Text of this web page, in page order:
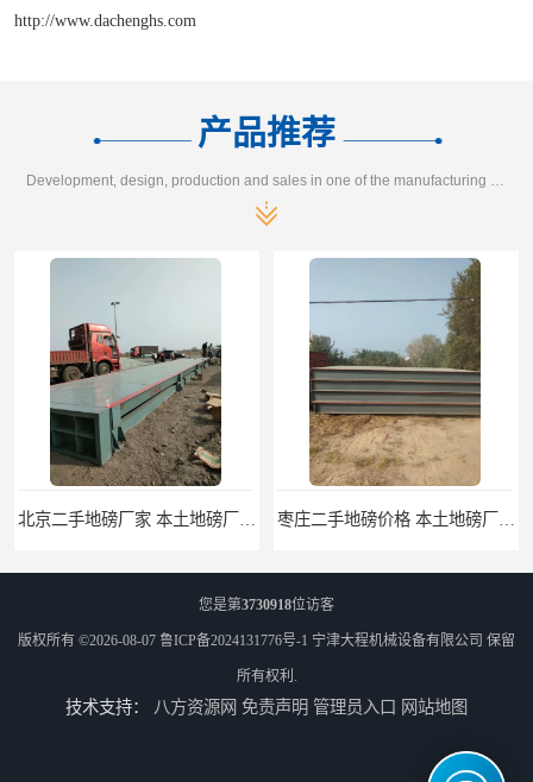
http://www.dachenghs.com
产品推荐
您是第3730918位访客
版权所有 ©2026-08-07 鲁ICP备2024131776号-1 宁津大程机械设备有限公司 保留
所有权利.
技术支持： 八方资源网 免责声明 管理员入口 网站地图